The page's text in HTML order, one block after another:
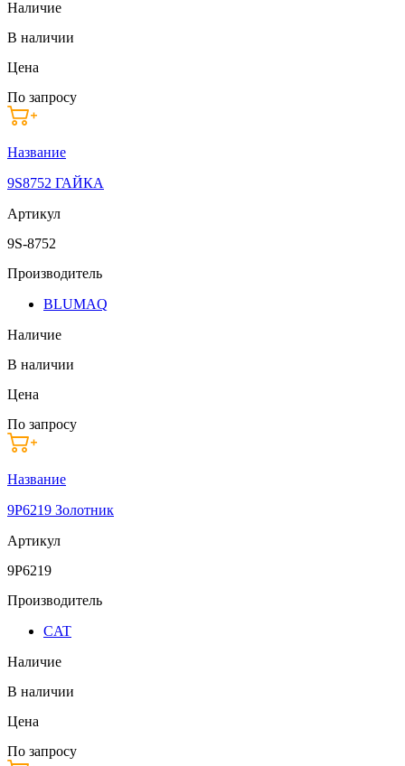
Наличие
В наличии
Цена
По запросу
Название
9S8752 ГАЙКА
Артикул
9S-8752
Производитель
BLUMAQ
Наличие
В наличии
Цена
По запросу
Название
9P6219 Золотник
Артикул
9P6219
Производитель
CAT
Наличие
В наличии
Цена
По запросу